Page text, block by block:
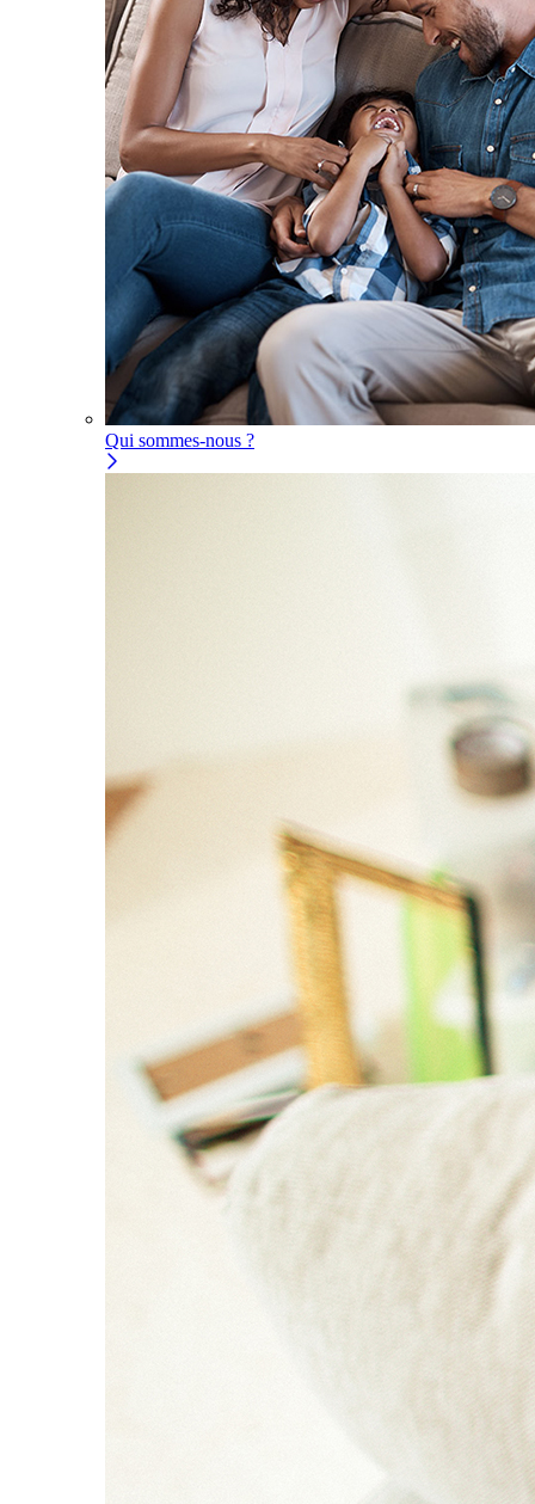
Qui sommes-nous ?